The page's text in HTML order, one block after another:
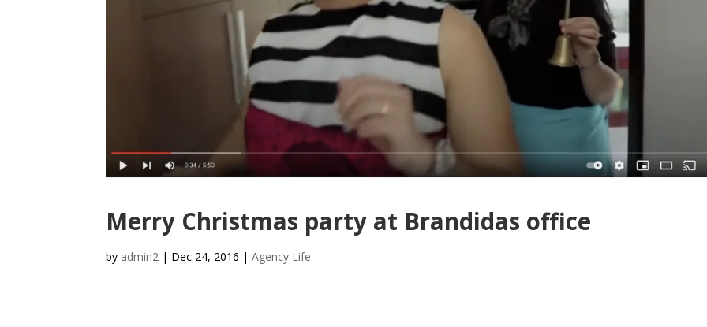
Merry Christmas party at Brandidas office
Dec 24, 2016 |Agency Life
Một buổi tiệc đặc biệt được lên kế hoạch và thực thi trong tích tắc, một sản phẩm hot nhất được
tung ra trước thềm Giáng Sinh 2016. Cả nhà BDD chúc nhau một mùa Giáng Sinh an lành, một
năm mới ngập tràn hạnh phúc.